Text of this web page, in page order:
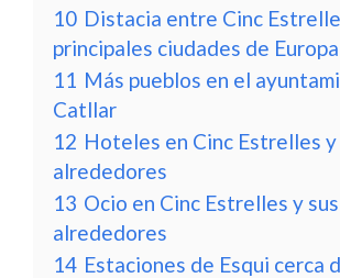
10 Distacia entre Cinc
principales ciudades de Europa
11 Más pueblos en el
Catllar
12 Hoteles en Cinc Estrelles y
alrededores
13 Ocio en Cinc Estrelles y sus
alrededores
14 Estaciones de Esqui cerca